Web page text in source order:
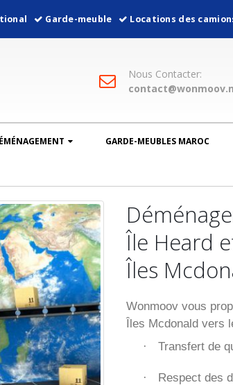
Garde-meuble Locations des
Nous Contacter:
GARDE-MEUBLES MAROC
Île Heard
Îles
Wonmoov vous
Îles Mcdonald vers
· Transfert de
· Respect des